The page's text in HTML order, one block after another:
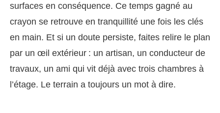
surfaces en conséquence. Ce temps gagné au
crayon se retrouve en tranquillité une fois les clés
en main. Et si un doute persiste, faites relire le plan
par un œil extérieur : un artisan, un conducteur de
travaux, un ami qui vit déjà avec trois chambres à
l’étage. Le terrain a toujours un mot à dire.